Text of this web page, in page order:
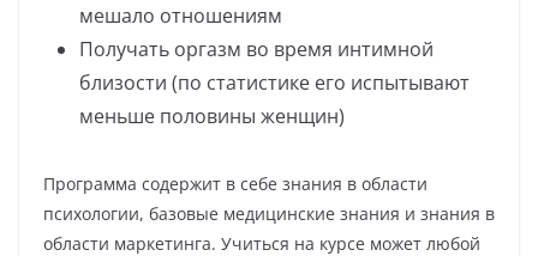
мешало отношениям
Получать оргазм во время интимной
близости (по статистике его испытывают
меньше половины женщин)
Программа содержит в себе знания в области
психологии, базовые медицинские знания и знания в
области маркетинга. Учиться на курсе может любой